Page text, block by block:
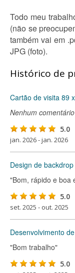
Todo meu
(não se
também vai em
JPG (foto).
Histórico de
Cartão de visita 89
Nenhum comentário
5.0
jan. 2026 - jan. 2026
Design de
"Bom, rápido e boa
5.0
set. 2025 - out. 2025
Desenvolvimento
"Bom trabalho"
5.0